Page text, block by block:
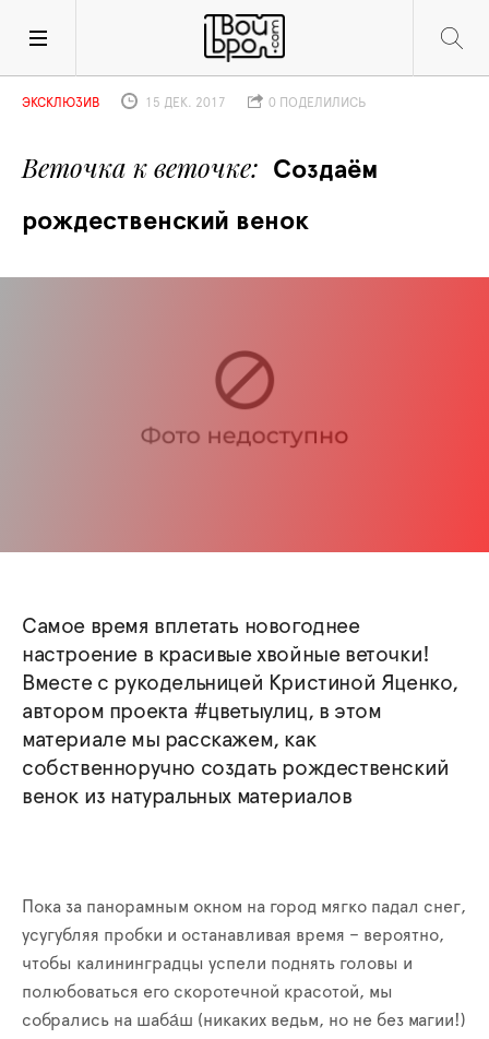
Веточка к веточке
Создаём
рождественский венок
ЭКСКЛЮЗИВ 15 ДЕК. 2017 0 ПОДЕЛИЛИСЬ
Самое время вплетать новогоднее
настроение в красивые хвойные веточки!
Вместе с рукодельницей Кристиной Яценко,
автором проекта #цветыулиц, в этом
материале мы расскажем, как
собственноручно создать рождественский
венок из натуральных материалов
Пока за панорамным окном на город мягко падал снег,
усугубляя пробки и останавливая время – вероятно,
чтобы калининградцы успели поднять головы и
полюбоваться его скоротечной красотой, мы
собрались на шаба́ш (никаких ведьм, но не без магии!)